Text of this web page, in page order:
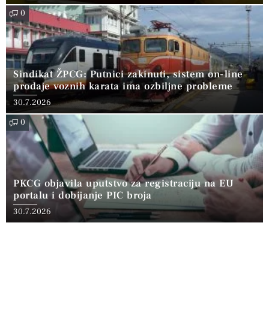
0
Sindikat ŽPCG: Putnici zakinuti, sistem on-line
prodaje voznih karata ima ozbiljne probleme
30.7.2026
0
PKCG objavila uputstvo za registraciju na EU
portalu i dobijanje PIC broja
30.7.2026